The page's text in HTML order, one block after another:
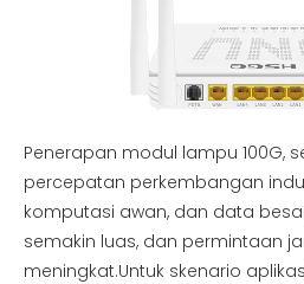
Penerapan modul lampu 100G,
percepatan perkembangan
komputasi awan, dan data
semakin luas, dan permintaan
meningkat.Untuk skenario